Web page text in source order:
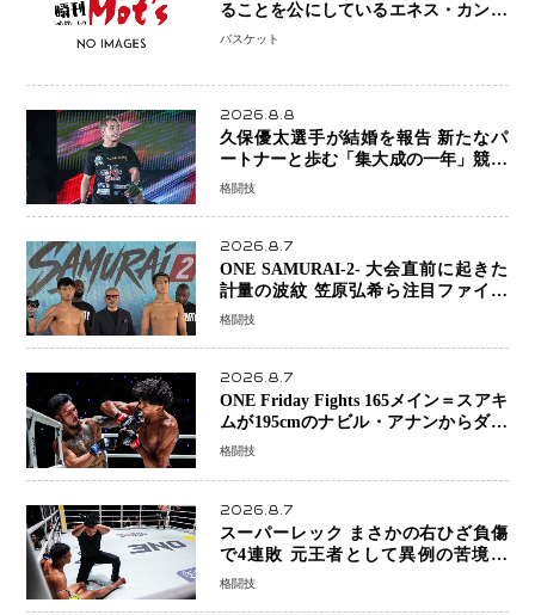
ることを公にしているエネス・カンタ
ーがWNBAドラフト参戦を表明「参加
バスケット
2026.8.8
久保優太選手が結婚を報告 新たなパ
ートナーと歩む「集大成の一年」競技
生活を支える存在に感謝
格闘技
2026.8.7
ONE SAMURAI-2- 大会直前に起きた
計量の波紋 笠原弘希ら注目ファイタ
ーは契約体重で決戦へ、山本歩夢と平
格闘技
2026.8.7
ONE Friday Fights 165メイン＝スアキ
ムが195cmのナビル・アナンからダウ
ン奪取！猛反撃を耐え抜き判定勝利、
格闘技
2026.8.7
スーパーレック まさかの右ひざ負傷
で4連敗 元王者として異例の苦境…
「アクシデント」でも消えない危険信
格闘技